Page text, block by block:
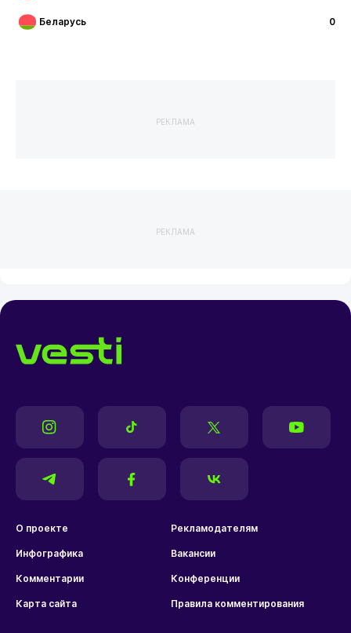
Беларусь 0
РЕКЛАМА
РЕКЛАМА
О проекте Рекламодателям
Инфографика Вакансии
Комментарии Конференции
Карта сайта Правила комментирования